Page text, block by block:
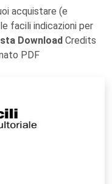
acquistare (e
facili indicazioni per
Download Credits
PDF